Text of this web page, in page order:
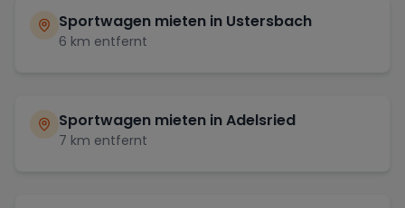
Sportwagen mieten in Ustersbach
6 km entfernt
Sportwagen mieten inAdelsried
7 km entfernt